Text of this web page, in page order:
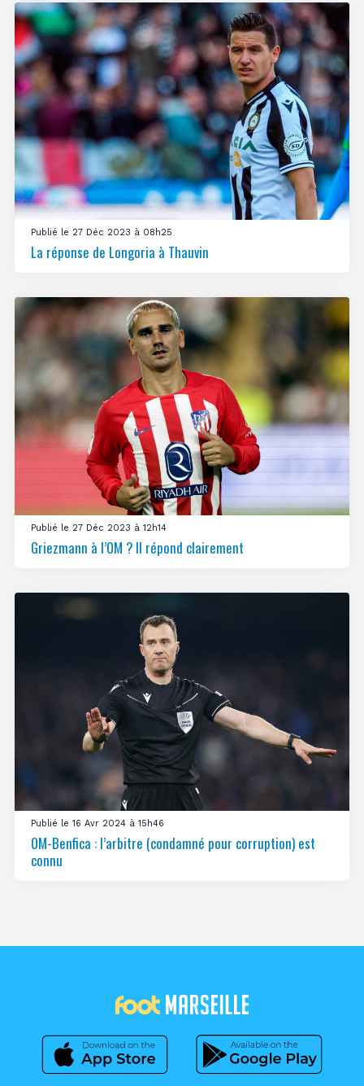
Publié le 27 Déc 2023 à 08h25
La réponse de Longoria à Thauvin
Publié le 27 Déc 2023 à 12h14
Griezmann à l’OM ? Il répond clairement
Publié le 16 Avr 2024 à 15h46
OM-Benfica : l’arbitre (condamné pour corruption) est
connu